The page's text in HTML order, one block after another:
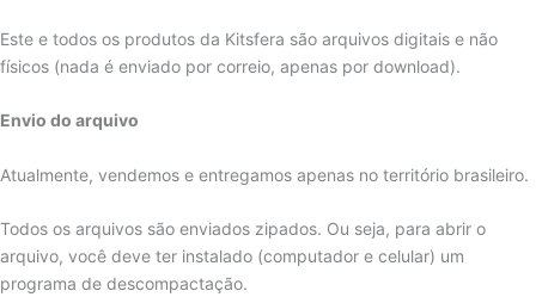
Este e todos os produtos da Kitsfera são arquivos digitais e não
físicos (nada é enviado por correio, apenas por download).
Envio do arquivo
Atualmente, vendemos e entregamos apenas no território brasileiro.
Todos os arquivos são enviados zipados. Ou seja, para abrir o
arquivo, você deve ter instalado (computador e celular) um
programa de descompactação.